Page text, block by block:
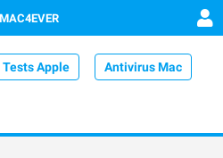
MAC4EVER
Tests Apple Antivirus Mac